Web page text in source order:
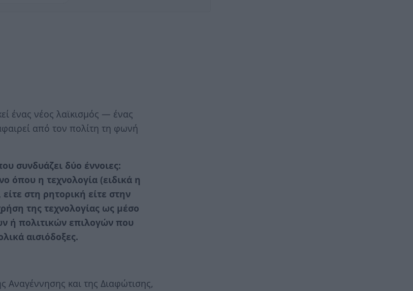
ένας νέος λαϊκισμός — ένας
από τον πολίτη τη φωνή
συνδυάζει δύο έννοιες:
όπου η τεχνολογία (ειδικά η
στη ρητορική είτε στην
της τεχνολογίας ως μέσο
ή πολιτικών επιλογών που
αισιόδοξες.
Αναγέννησης και της Διαφώτισης,